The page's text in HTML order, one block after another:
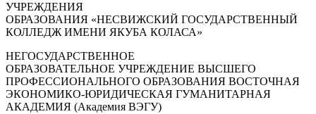
УЧРЕЖДЕНИЯ
ОБРАЗОВАНИЯ «НЕСВИЖСКИЙ ГОСУДАРСТВЕННЫЙ
КОЛЛЕДЖ ИМЕНИ ЯКУБА КОЛАСА»
НЕГОСУДАРСТВЕННОЕ
ОБРАЗОВАТЕЛЬНОЕ УЧРЕЖДЕНИЕ ВЫСШЕГО
ПРОФЕССИОНАЛЬНОГО ОБРАЗОВАНИЯ ВОСТОЧНАЯ
ЭКОНОМИКО-ЮРИДИЧЕСКАЯ ГУМАНИТАРНАЯ
АКАДЕМИЯ (Академия ВЭГУ)